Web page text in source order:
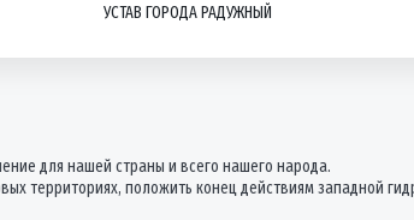
УСТАВ ГОРОДА РАДУЖНЫЙ
для нашей страны и всего нашего народа.
территориях, положить конец действиям западной